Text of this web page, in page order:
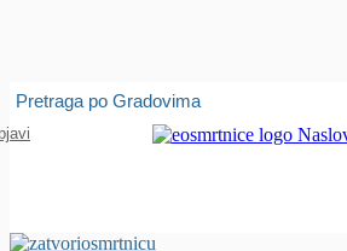
Otvori
Pretraga po Gradovima